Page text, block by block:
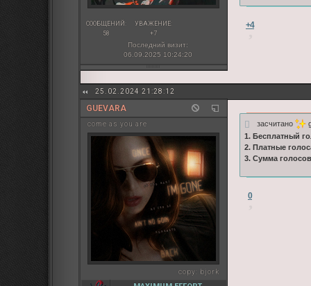
СООБЩЕНИЙ:
58
УВАЖЕНИЕ:
+7
Последний визит:
06.09.2025 10:24:20
+4
25.02.2024 21:28:12
GUEVARA
come as you are
copy: bjork
засчитано
1. Бесплатный
2. Платные
3. Сумма
0